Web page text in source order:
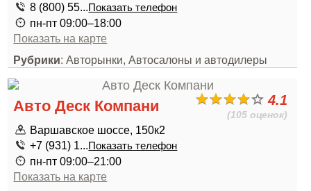
8 (800) 55...Показать телефон
пн-пт 09:00–18:00
Показать на карте
Рубрики: Авторынки, Автосалоны и автодилеры
4.1
(105 оценок)
Авто Деск Компани
Варшавское шоссе, 150к2
+7 (931) 1...Показать телефон
пн-пт 09:00–21:00
Показать на карте